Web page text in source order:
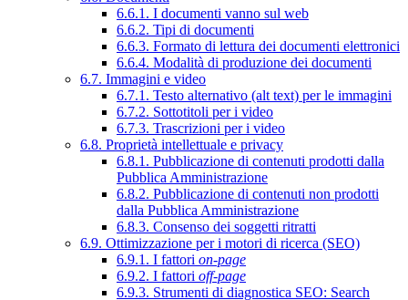
6.6.1. I documenti vanno sul web
6.6.2. Tipi di documenti
6.6.3. Formato di lettura dei documenti elettronici
6.6.4. Modalità di produzione dei documenti
6.7. Immagini e video
6.7.1. Testo alternativo (alt text) per le immagini
6.7.2. Sottotitoli per i video
6.7.3. Trascrizioni per i video
6.8. Proprietà intellettuale e privacy
6.8.1. Pubblicazione di contenuti prodotti dalla
Pubblica Amministrazione
6.8.2. Pubblicazione di contenuti non prodotti
dalla Pubblica Amministrazione
6.8.3. Consenso dei soggetti ritratti
6.9. Ottimizzazione per i motori di ricerca (SEO)
6.9.1. I fattori on-page
6.9.2. I fattori off-page
6.9.3. Strumenti di diagnostica SEO: Search